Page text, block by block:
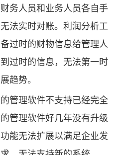
务人员和业务人员各自手
法实时对账。 利润分析工
过时的财物信息给管理人
过时的信息，无法第一时
趋势。
管理软件不支持已经完全
管理软件好几年没有升级
能无法扩展以满足企业发